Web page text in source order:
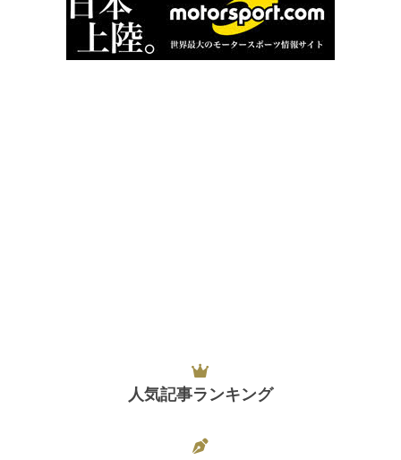
人気記事ランキング